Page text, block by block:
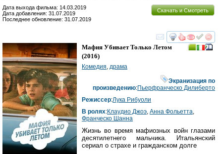
Скачать и Смотреть
Дата выхода фильма: 14.03.2019
Дата добавления: 31.07.2019
Последнее обновление: 31.07.2019
смотреть
Мафия Убивает Только Летом
(2016)
Комедия, драма
Экранизация по
произведению:Пьерфранческо Дилиберто
Режиссер:Лука Рибуоли
В ролях:Клаудио Джоэ, Анна Фольетта,
Франческо Шанна
Жизнь во время мафиозных войн глазами
десятилетнего мальчика. Итальянский
сериал о страхе и гражданском долге